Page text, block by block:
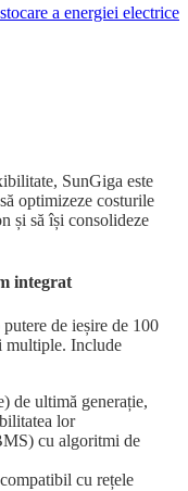
a energiei electrice
SunGiga este
optimizeze costurile
și să își consolideze
integrat
de ieșire de 100
multiple. Include
de ultimă generație,
lor
cu algoritmi de
cu rețele